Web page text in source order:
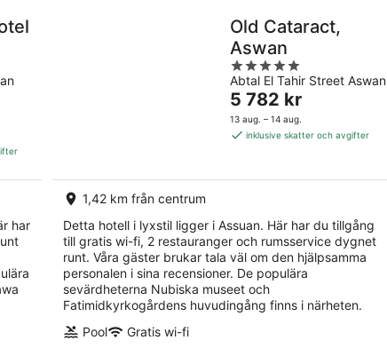
har
Old Cataract,
Aswan
5
out
of
5
Abtal El Tahir Street Aswan
Priset
är
5 782 kr
5 782 kr
13 aug. – 14 aug.
inklusive skatter och avgifter
1,42 km från centrum
Detta hotell i lyxstil ligger i Assuan. Här har du tillgång
till gratis wi-fi, 2 restauranger och rumsservice dygnet
runt. Våra gäster brukar tala väl om den hjälpsamma
personalen i sina recensioner. De populära
sevärdheterna Nubiska museet och
Fatimidkyrkogårdens huvudingång finns i närheten.
Pool
Gratis wi-fi